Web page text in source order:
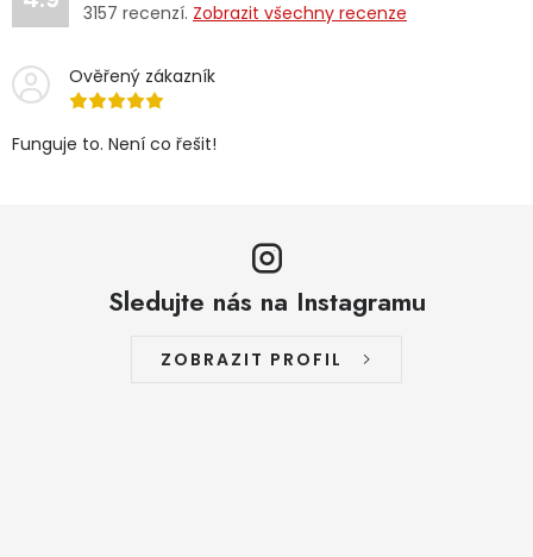
3157 recenzí. Zobrazit všechny recenze
Ověřený zákazník
Funguje to. Není co řešit!
Sledujte nás na Instagramu
ZOBRAZIT PROFIL